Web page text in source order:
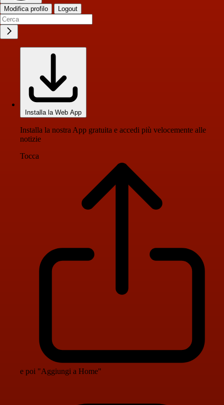
Modifica profilo Logout
Installa la Web App
Installa la nostra App gratuita e accedi più velocemente alle
notizie
Tocca
e poi "Aggiungi a Home"